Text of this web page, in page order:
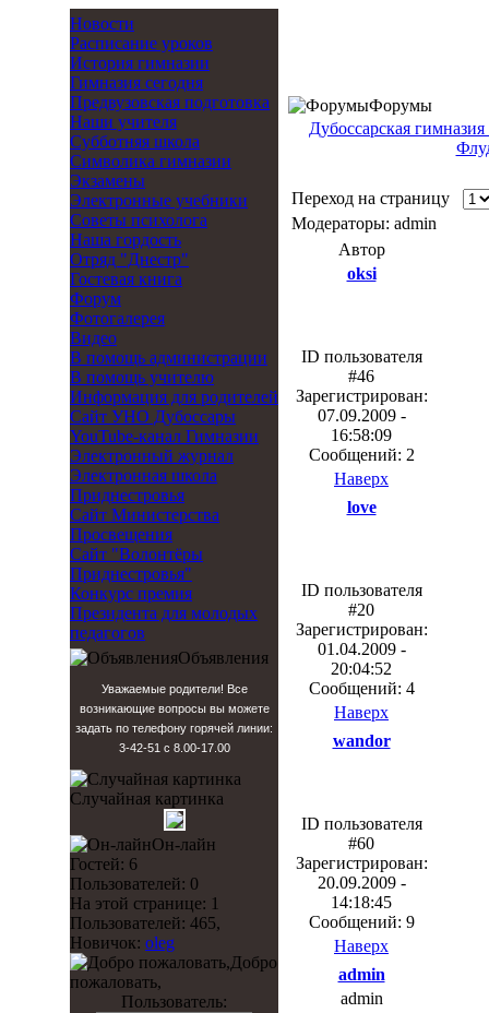
Новости
Расписание уроков
История гимназии
Гимназия сегодня
Предвузовская подготовка
Наши учителя
Субботняя школа
Символика гимназии
Экзамены
Электронные учебники
Советы психолога
Наша гордость
Отряд "Днестр"
Гостевая книга
Форум
Фотогалерея
Видео
В помощь администрации
В помощь учителю
Информация для родителей
Cайт УНО Дубоссары
YouTube-канал Гимназии
Электронный журнал
Электронная школа
Приднестровья
Сайт Министерства
Просвещения
Сайт "Волонтёры
Приднестровья"
Конкурс премия
Президента для молодых
педагогов
Объявления
Уважаемые родители! Все
возникающие вопросы вы можете
задать по телефону горячей линии:
3-42-51 с 8.00-17.00
Случайная картинка
Он-лайн
Гостей: 6
Пользователей: 0
На этой странице: 1
Пользователей: 465,
Новичок: oleg
Добро
пожаловать,
Пользователь:
Форумы
Дубоссарская
Переход на страницу
Модераторы: admin
Автор
oksi
ID пользователя
#46
Зарегистрирован:
07.09.2009 -
16:58:09
Сообщений: 2
Наверх
love
ID пользователя
#20
Зарегистрирован:
01.04.2009 -
20:04:52
Сообщений: 4
Наверх
wandor
ID пользователя
#60
Зарегистрирован:
20.09.2009 -
14:18:45
Сообщений: 9
Наверх
admin
admin